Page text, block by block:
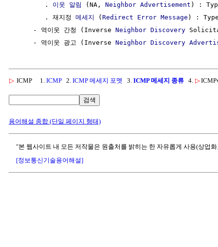
        .
이웃 알림 (NA, Neighbor Advertisement ) :
        . 재지정
메세지 (Redirect Error Message ) :
     - 역이웃 간청 (Inverse
Neighbor Discovery
     - 역이웃 광고 (Inverse
Neighbor Discovery
▷ ICMP 1. ICMP 2. ICMP 메세지 포멧 3. ICMP 메세지 종류 4. ▷
검색
용어해설 종합 (단일 페이지 형태)
"본 웹사이트 내 모든 저작물은 원출처를 밝히는 한 자유롭게 사용(상업
[정보통신기술용어해설]